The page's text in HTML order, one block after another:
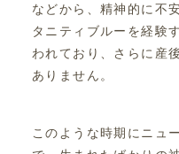
などから、精神的に不
タニティブルーを経験
われており、さらに産
ありません。
このような時期にニュ